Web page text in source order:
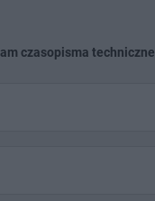
czasopisma techniczne